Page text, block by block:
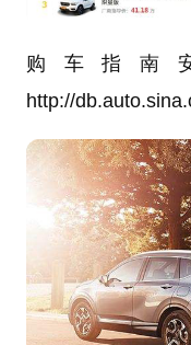
购车指南
http://